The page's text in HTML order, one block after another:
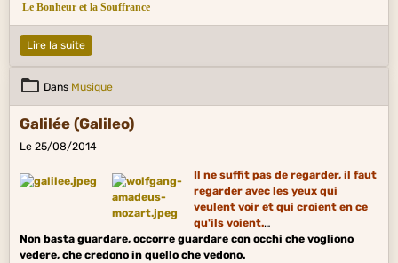
Le Bonheur et la Souffrance
Lire la suite
Dans Musique
Galilée (Galileo)
Le 25/08/2014
Il ne suffit pas de regarder, il faut
regarder avec les yeux qui
veulent voir et qui croient en ce
qu'ils voient.
Non basta guardare, occorre guardare con occhi che vogliono
vedere, che credono in quello che vedono.